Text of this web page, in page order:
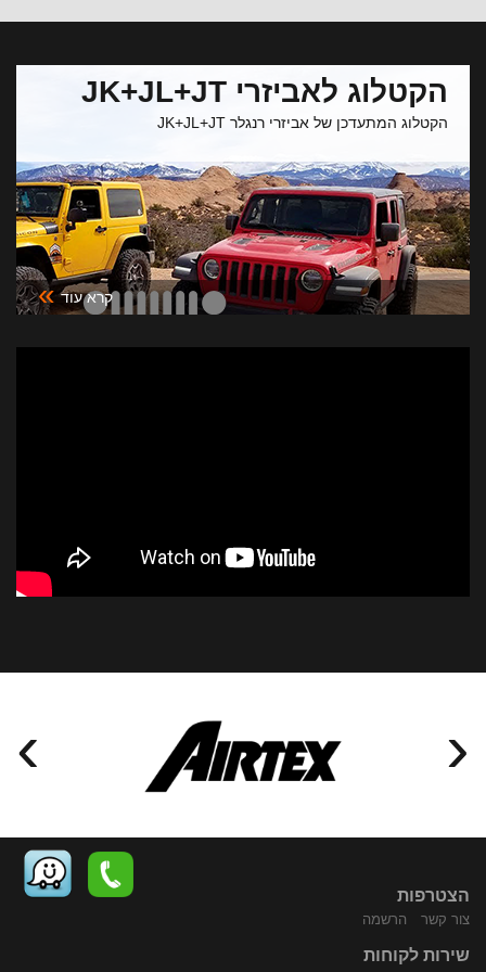
הקטלוג לאביזרי JK+JL+JT
הקטלוג המתעדכן של אביזרי רנגלר JK+JL+JT
קרא עוד »
› ‹
הצטרפות
צור קשר הרשמה
שירות לקוחות